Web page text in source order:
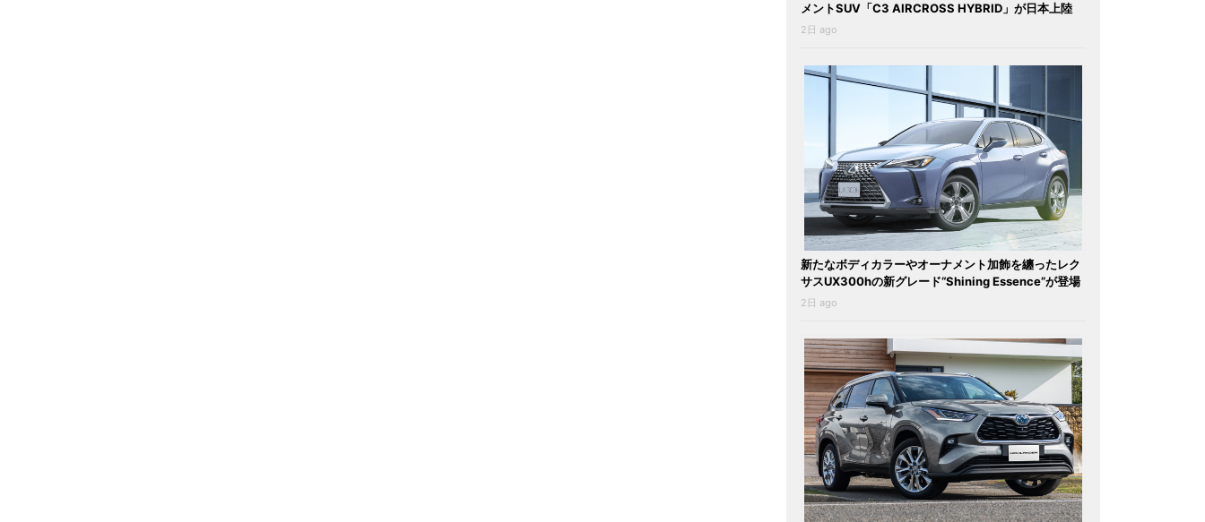
メントSUV「C3 AIRCROSS HYBRID」が日本上陸
2日 ago
新たなボディカラーやオーナメント加飾を纏ったレク
サスUX300hの新グレード“Shining Essence”が登場
2日 ago